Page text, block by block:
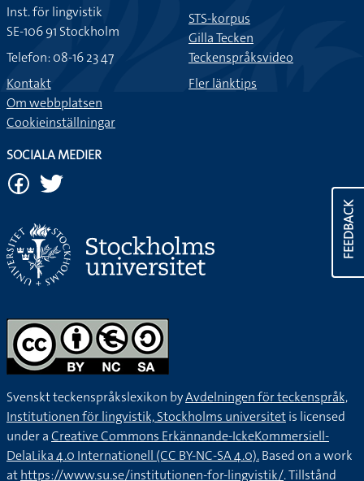
FEEDBACK
Inst. för lingvistik
SE-106 91 Stockholm
Telefon: 08-16 23 47
Kontakt
Om webbplatsen
Cookieinställningar
STS-korpus
Gilla Tecken
Teckenspråksvideo
Fler länktips
SOCIALA MEDIER
Svenskt teckenspråkslexikon byAvdelningen för teckenspråk,
Institutionen för lingvistik, Stockholms universitetis licensed
under aCreative Commons Erkännande-IckeKommersiell-
DelaLika 4.0 Internationell (CC BY-NC-SA 4.0).Based on a work
athttps://www.su.se/institutionen-for-lingvistik/. Tillstånd